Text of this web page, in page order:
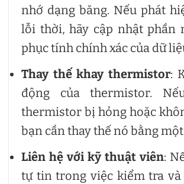
nhớ dạng băng. Nếu phát
lỗi thời, hãy cập nhật phần
phục tính chính xác của dữ
Thay thế khay thermistor:
động của thermistor.
thermistor bị hỏng hoặc
bạn cần thay thế nó bằng
Liên hệ với kỹ thuật viên:
tự tin trong việc kiểm tra